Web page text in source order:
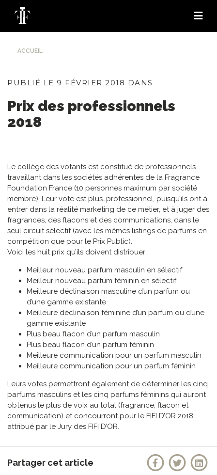
ACCUEIL
PUBLIÉ LE 9 FÉVRIER 2018 DANS
Prix des professionnels
2018
Le collège des votants est constitué de professionnels
travaillant dans les sociétés adhérentes de la Fragrance
Foundation France (10 personnes maximum par société
membre). Leur vote est plus…professionnel, puisqu’ils ont à
entrer dans la réalité marketing de ce métier, et à juger des
fragrances, des flacons et des communications, dans le
seul circuit sélectif (avec les mêmes listings de parfums en
compétition que pour le Prix Public).
Voici les huit prix qu’ils doivent distribuer :
Meilleur nouveau parfum masculin en sélectif
Meilleur nouveau parfum féminin en sélectif
Meilleure déclinaison masculine d’un parfum ou
d’une gamme existante
Meilleure déclinaison féminine d’un parfum ou d’une
gamme existante
Plus beau flacon d’un parfum masculin
Plus beau flacon d’un parfum féminin
Meilleure communication pour un parfum masculin
Meilleure communication pour un parfum féminin
Leurs votes permettront également de déterminer les cinq
parfums masculins et les cinq parfums féminins qui auront
obtenus le plus de voix au total (fragrance, flacon et
communication) et concourront pour le FIFI D’OR 2018,
attribué par le Jury des FIFI D’OR.
Partager cet article